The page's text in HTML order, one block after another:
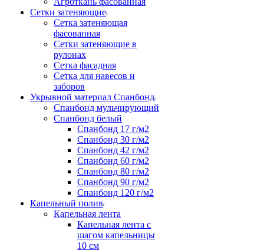
Сетки затеняющие
Сетка затеняющая
фасованная
Сетки затеняющие в
рулонах
Сетка фасадная
Сетка для навесов и
заборов
Укрывной материал Спанбонд
Спанбонд мульчирующий
Спанбонд белый
Спанбонд 17 г/м2
Спанбонд 30 г/м2
Спанбонд 42 г/м2
Спанбонд 60 г/м2
Спанбонд 80 г/м2
Спанбонд 90 г/м2
Спанбонд 120 г/м2
Капельный полив
Капельная лента
Капельная лента с
шагом капельницы
10 см